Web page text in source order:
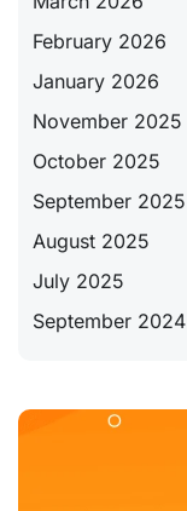
February 2026
January 2026
November 2025
October 2025
September 2025
August 2025
July 2025
September 2024